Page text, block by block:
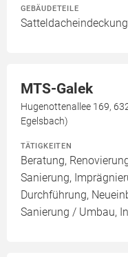
GEBÄUDETEILE
MTS-Galek
Hugenottenallee 169,
Egelsbach)
TÄTIGKEITEN
Beratung,
Sanierung,
Durchführung,
Sanierung / Umbau,